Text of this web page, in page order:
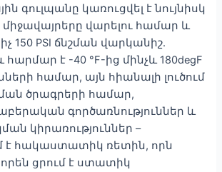
գուլպանը կառուցվել է նույնիսկ
վարելու համար և
150 PSI ճնշման վարկանիշ.
է -40 °F-ից մինչև 180degF
համար, այն հիանալի լուծում
ծրագրերի համար,
գործառնություններ և
կիրառություններ –
է հակաստատիկ ռետին, որն
ցրում է ստատիկ